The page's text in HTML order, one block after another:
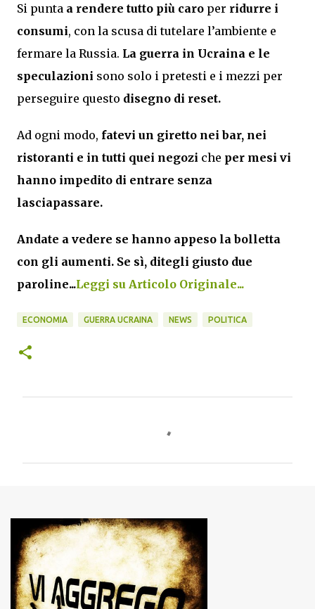
Si punta a rendere tutto più caro per ridurre i
consumi, con la scusa di tutelare l’ambiente e
fermare la Russia. La guerra in Ucraina e le
speculazioni sono solo i pretesti e i mezzi per
perseguire questo disegno di reset.
Ad ogni modo, fatevi un giretto nei bar, nei
ristoranti e in tutti quei negozi che per mesi vi
hanno impedito di entrare senza
lasciapassare.
Andate a vedere se hanno appeso la bolletta
con gli aumenti. Se sì, ditegli giusto due
paroline...Leggi su Articolo Originale...
ECONOMIA GUERRA UCRAINA NEWS POLITICA
n
t
i